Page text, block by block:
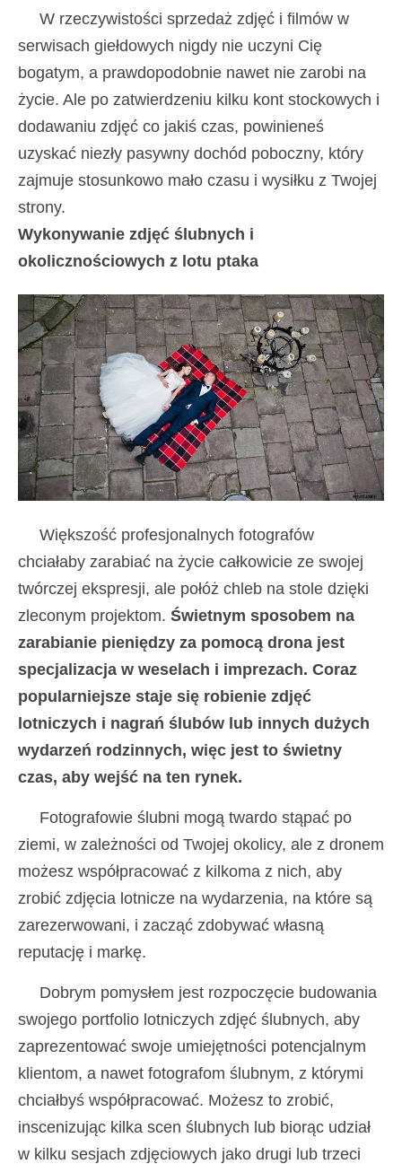
W rzeczywistości sprzedaż zdjęć i filmów w
serwisach giełdowych nigdy nie uczyni Cię
bogatym, a prawdopodobnie nawet nie zarobi na
życie. Ale po zatwierdzeniu kilku kont stockowych i
dodawaniu zdjęć co jakiś czas, powinieneś
uzyskać niezły pasywny dochód poboczny, który
zajmuje stosunkowo mało czasu i wysiłku z Twojej
strony.
Wykonywanie zdjęć ślubnych i
okolicznościowych z lotu ptaka
Większość profesjonalnych fotografów
chciałaby zarabiać na życie całkowicie ze swojej
twórczej ekspresji, ale połóż chleb na stole dzięki
zleconym projektom. Świetnym sposobem na
zarabianie pieniędzy za pomocą drona jest
specjalizacja w weselach i imprezach. Coraz
popularniejsze staje się robienie zdjęć
lotniczych i nagrań ślubów lub innych dużych
wydarzeń rodzinnych, więc jest to świetny
czas, aby wejść na ten rynek.
Fotografowie ślubni mogą twardo stąpać po
ziemi, w zależności od Twojej okolicy, ale z dronem
możesz współpracować z kilkoma z nich, aby
zrobić zdjęcia lotnicze na wydarzenia, na które są
zarezerwowani, i zacząć zdobywać własną
reputację i markę.
Dobrym pomysłem jest rozpoczęcie budowania
swojego portfolio lotniczych zdjęć ślubnych, aby
zaprezentować swoje umiejętności potencjalnym
klientom, a nawet fotografom ślubnym, z którymi
chciałbyś współpracować. Możesz to zrobić,
inscenizując kilka scen ślubnych lub biorąc udział
w kilku sesjach zdjęciowych jako drugi lub trzeci